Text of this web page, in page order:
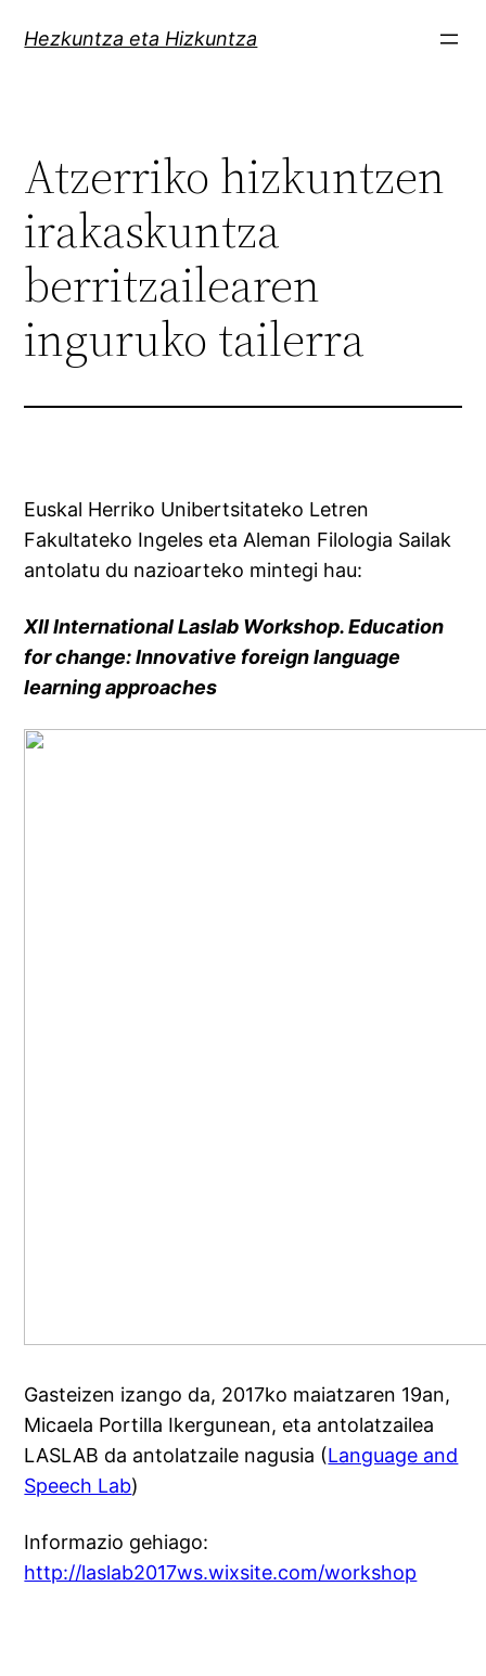
Hezkuntza eta Hizkuntza
Atzerriko hizkuntzen
irakaskuntza
berritzailearen
inguruko tailerra
Euskal Herriko Unibertsitateko Letren
Fakultateko Ingeles eta Aleman Filologia Sailak
antolatu du nazioarteko mintegi hau:
XII International Laslab Workshop. Education
for change: Innovative foreign language
learning approaches
Gasteizen izango da, 2017ko maiatzaren 19an,
Micaela Portilla Ikergunean, eta antolatzailea
LASLAB da antolatzaile nagusia (Language and
Speech Lab)
Informazio gehiago:
http://laslab2017ws.wixsite.com/workshop